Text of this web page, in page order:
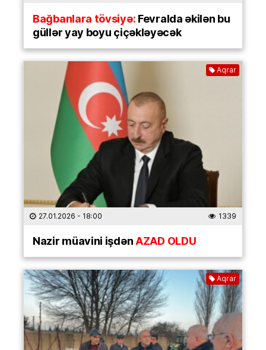
Bağbanlara tövsiyə:Fevralda əkilən bu
güllər yay boyu çiçəkləyəcək
Aqrar
27.01.2026 - 18:00 1339
Nazir müavini işdənAZAD OLDU
Aqrar